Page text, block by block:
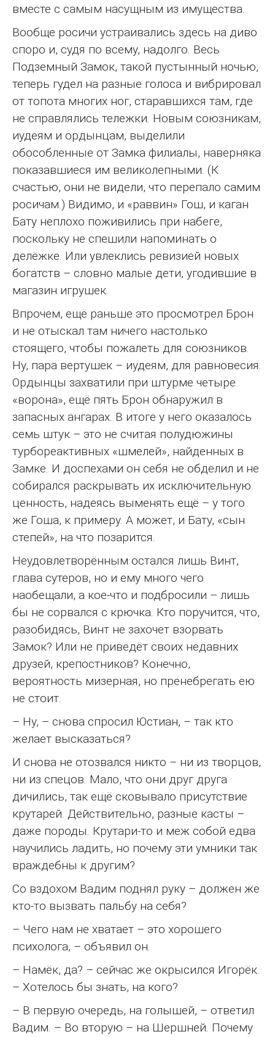
вместе с самым насущным из имущества.
Вообще росичи устраивались здесь на диво
споро и, судя по всему, надолго. Весь
Подземный Замок, такой пустынный ночью,
теперь гудел на разные голоса и вибрировал
от топота многих ног, старавшихся там, где
не справлялись тележки. Новым союзникам,
иудеям и ордынцам, выделили
обособленные от Замка филиалы, наверняка
показавшиеся им великолепными. (К
счастью, они не видели, что перепало самим
росичам.) Видимо, и «раввин» Гош, и каган
Бату неплохо поживились при набеге,
поскольку не спешили напоминать о
делёжке. Или увлеклись ревизией новых
богатств – словно малые дети, угодившие в
магазин игрушек.
Впрочем, ещё раньше это просмотрел Брон
и не отыскал там ничего настолько
стоящего, чтобы пожалеть для союзников.
Ну, пара вертушек – иудеям, для равновесия.
Ордынцы захватили при штурме четыре
«ворона», ещё пять Брон обнаружил в
запасных ангарах. В итоге у него оказалось
семь штук – это не считая полудюжины
турбореактивных «шмелей», найденных в
Замке. И доспехами он себя не обделил и не
собирался раскрывать их исключительную
ценность, надеясь выменять ещё – у того
же Гоша, к примеру. А может, и Бату, «сын
степей», на что позарится.
Неудовлетворённым остался лишь Винт,
глава сутеров, но и ему много чего
наобещали, а кое-что и подбросили – лишь
бы не сорвался с крючка. Кто поручится, что,
разобидясь, Винт не захочет взорвать
Замок? Или не приведёт своих недавних
друзей, крепостников? Конечно,
вероятность мизерная, но пренебрегать ею
не стоит.
– Ну, – снова спросил Юстиан, – так кто
желает высказаться?
И снова не отозвался никто – ни из творцов,
ни из спецов. Мало, что они друг друга
дичились, так ещё сковывало присутствие
крутарей. Действительно, разные касты –
даже породы. Крутари-то и меж собой едва
научились ладить, но почему эти умники так
враждебны к другим?
Со вздохом Вадим поднял руку – должен же
кто-то вызвать пальбу на себя?
– Чего нам не хватает – это хорошего
психолога, – объявил он.
– Намёк, да? – сейчас же окрысился Игорёк.
– Хотелось бы знать, на кого?
– В первую очередь, на голышей, – ответил
Вадим. – Во вторую – на Шершней. Почему